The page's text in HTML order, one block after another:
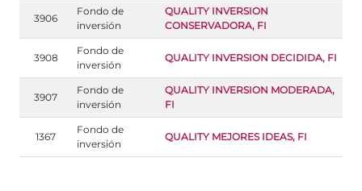
3906
Fondo de
inversión
QUALITY INVERSION
CONSERVADORA, FI
3908
Fondo de
inversión
QUALITY INVERSION DECIDIDA, FI
3907
Fondo de
inversión
QUALITY INVERSION MODERADA,
FI
1367
Fondo de
inversión
QUALITY MEJORES IDEAS, FI